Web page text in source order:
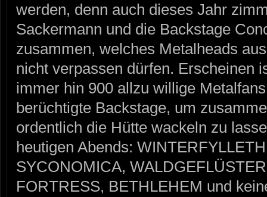
werden, denn auch dieses Jahr
Sackermann und die Backstage
zusammen, welches Metalheads
nicht verpassen dürfen. Erscheinen
immer hin 900 allzu willige
berüchtigte Backstage, um
ordentlich die Hütte wackeln zu
heutigen Abends:
SYCONOMICA,
FORTRESS, BETHLEHEM und